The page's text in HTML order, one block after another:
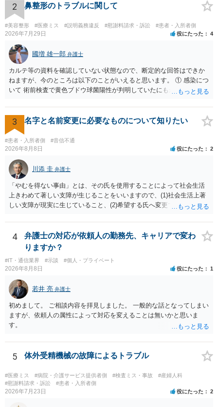
は、結局所轄だと思われますので、やはり結論は変わらないかもしれ
ないです。 一度、最寄りの「刑事に強い」とうたっている弁護士に相
談してみてはいかがでしょうか。 以上、ご参考まで。
2 鼻整形のトラブルに関して
#美容整形 #医療ミス #説明義務違反 #慰謝料請求・訴訟 #患者・入所者側
2026年7月29日 役にたった 4
國増 雄一郎 弁護士
カルテ等の資料を確認していない状態なので、断定的な回答はできか
ねますが、今のところは以下のことがいえると思います。 ① 感染につ
いて 術前検査で黄色ブドウ球菌陽性が判明していたにもかかわらず、
的な医療水準に照らして相当でないと判断された場合には、相手方の
過失が認められる可能性があります。 当時の標準的な医療水準につい
ては、リサーチの必要性があると思います。 ② 肋軟骨採取について
仮に左右でリスクが著しくことなるという事実が立証できるのであれ
ば、それに関する説明や選択の機会が与えられなかったことは、説明
義務違反にあたり、慰謝料が請求できる可能性があります。 ③ 鼻孔縁
挙上について 施術内容に「鼻孔緑挙上」が含まれる合意がある事実
と、それを相手方が勝手に取りやめた事実を立証できれば、債務不履
行責任を追及できる可能性があります。 また術中の変更可能性に関す
る事前の説明がなされていないのであれば、説明義務違反にあたり、
これについても損害賠償請求できる可能性があります。 詳しくは、術
緑挙上が含まれる合意がある事実を推認させる事実になると思われま
す。 ④当初の手術費用の返金や、他院での修正手術費用についても補
失又は債務不履行（他に過失又は債務不履行がある場合はそれも含
費用）との間に相当因果関係が認められる場合は、補償を求めること
は可能です。 以上です。 何かあればご連絡ください。
3 名字と名前変更に必要なものについて知りたい
#患者・入所者側 #音信不通
2026年8月8日 役にたった 2
川添 圭 弁護士
「やむを得ない事由」とは、その氏を使用することによって社会生活
上きわめて著しい支障が生じることをいいますので、(1)社会生活上著
しい支障が現実に生じていること、(2)希望する氏へ変更できればその
できるかどうかがポイントです。 記録中に現れた一切の事情が判断対
象ですので、上記(1)と(2)を説明できる資料は全て（ただし理路整然
に）提出することが必要になります。「フラッシュバック」とのこと
なので、例えば、医学上確立されているPTSDの診断基準に合致した説
明とそれに沿う資料の提出が必要になってくるように思います。 精神
的・心理的な理由の氏変更は様々な意味でハードルがかなり高く、弁
護士へ依頼しても苦労することが強く予想されるところです。、もし
本人申立てをお考えであれば、医学知識はもちろん法律知識も要求さ
れますので、性急な申立てをせず、知識と資料をしっかりと揃えて、
万全の体制で申立てに臨んだ方がよいと思われます。
4
弁護士の対応が依頼人の勤務先、キャリアで変わ
りますか？
#IT・通信業界 #示談 #個人・プライベート
2026年8月8日 役にたった 1
若井 亮 弁護士
初めまして。 ご相談内容を拝見しました。 一般的な話となってしまい
ますが、依頼人の属性によって対応を変えることは無いかと思いま
す。
5 体外受精機械の故障によるトラブル
#医療ミス #病院・介護サービス提供者側 #検査ミス・事故
#産婦人科
#慰謝料請求・訴訟
#患者・入所者側
2026年7月23日 役にたった 2